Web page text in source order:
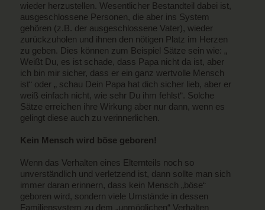
wieder herzustellen. Wesentlicher Bestandteil dabei ist,
ausgeschlossene Personen, die aber ins System
gehören (z.B. der ausgeschlossene Vater), wieder
zurückzuholen und ihnen den nötigen Platz im Herzen
zu geben. Dies können zum Beispiel Sätze sein wie: „
Weißt Du, es ist schade, dass Papa nicht da ist, aber
ich bin mir sicher, dass er ein ganz wertvolle Mensch
ist“ oder „ schau Dein Papa hat dich sicher lieb, aber er
weiß einfach nicht, wie sehr Du ihm fehlst“. Solche
Sätze erreichen ihre Wirkung aber nur dann, wenn es
gelingt diese auch zu verinnerlichen.
Kein Mensch wird böse geboren!
Wenn das Verhalten eines Elternteils noch so
unverständlich und verletzend ist, dann sollte man sich
immer daran erinnern, dass kein Mensch „böse“
geboren wird, sondern viele Umstände in dessen
Familiensystem zu dem „unmöglichen“ Verhalten